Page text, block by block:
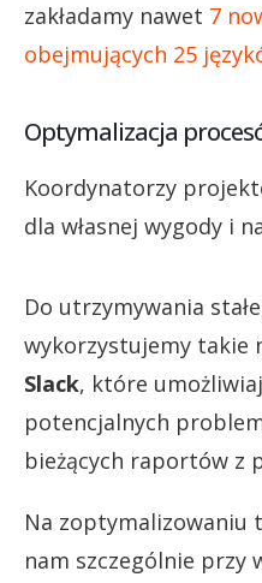
zakładamy nawet 7
obejmujących 25
Optymalizacja
Koordynatorzy
dla własnej wygody i
Do utrzymywania
wykorzystujemy takie
Slack, które
potencjalnych
bieżących raportów z
Na zoptymalizowaniu
nam szczególnie przy